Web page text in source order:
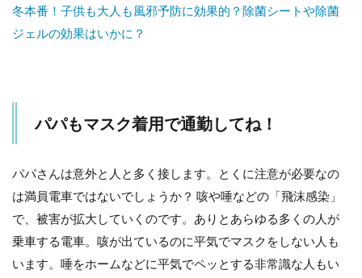
冬本番！子供も大人も風邪予防に効果的？除菌シートや除菌
ジェルの効果はいかに？
パパもマスク着用で通勤してね！
パパさんは意外と人と多く接します。とくに注意が必要なの
は満員電車ではないでしょうか？ 咳や唾などの「飛沫感染」
で、被害が拡大していくのです。ありとあらゆる多くの人が
乗車する電車。咳が出ているのに平気でマスクをしない人も
います。唾をホームなどに平気でペッとする非常識な人もい